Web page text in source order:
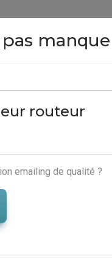
-
routeur
emailing de qualité ?